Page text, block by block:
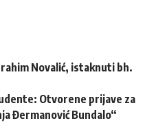
Novalić, istaknuti bh.
Otvorene prijave za
Đermanović Bundalo“